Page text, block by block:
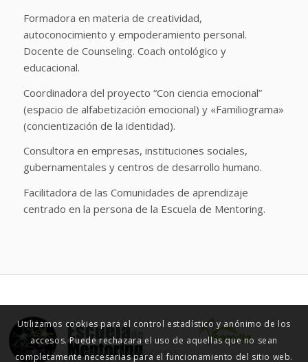
Formadora en materia de creatividad,
autoconocimiento y empoderamiento personal.
Docente de Counseling. Coach ontológico y
educacional.
Coordinadora del proyecto “Con ciencia emocional”
(espacio de alfabetización emocional) y «Familiograma»
(concientización de la identidad).
Consultora en empresas, instituciones sociales,
gubernamentales y centros de desarrollo humano.
Facilitadora de las Comunidades de aprendizaje
centrado en la persona de la Escuela de Mentoring.
© ESCUELA DE MENTORING 2015
AVISO LEGAL TÉRMINOS Y CONDICIONES
POLÍTICA DE PRIVACIDAD COOKIES
Utilizamos cookies para el control estadístico y anónimo de los
accesos. Puede rechazara el uso de aquellas que no sean
completamente necesarias para el funcionamiento del sitio web.